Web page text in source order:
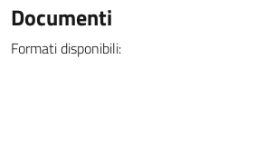
Documenti
Formati disponibili: